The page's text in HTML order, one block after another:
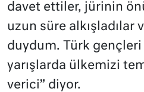
davet ettiler, jürinin
uzun süre alkışladılar
duydum. Türk gençleri
yarışlarda ülkemizi
verici” diyor.